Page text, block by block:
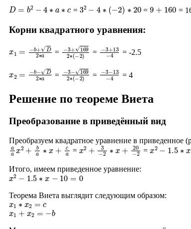
D= 2− a = 32 ∗ − )∗ 20 =9 + 160 =
Корни квадратного уравнения:
+ D2∗ = 3 + 169 − 2 )
= 3 + 13 = -2.5
b−D2∗ = −3−169 (−2)
= −3−13 4
= 4
Решение по теореме Виета
Преобразование в приведённый вид
Преобразуем квадратное уравнение в приведенное
aax2+ba∗x+ca = x2+3−2∗x+20−2 =x2−1.5∗x−
Итого, имеем приведенное уравнение:
x2−1.5∗x−10=0
Теорема Виета выглядит следующим образом:
x1∗x2= c
x1 + x2 =− b